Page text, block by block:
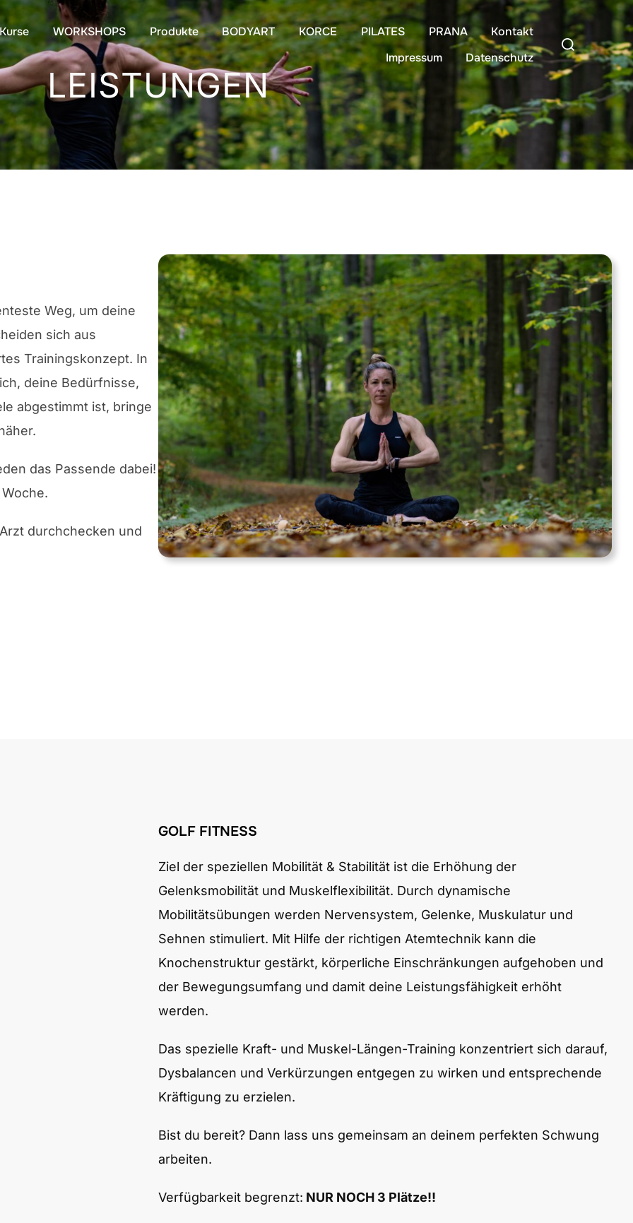
WORKSHOPS Produkte BODYART KORCE PILATES PRANA
Kontakt
Impressum
Datenschutz
Suchen
nach:
LEISTUNGEN
Weg, um deine
sich aus
Trainingskonzept. In
deine Bedürfnisse,
abgestimmt ist, bringe
das Passende dabei!
durchchecken und
GOLF FITNESS
Ziel der speziellen Mobilität & Stabilität ist die Erhöhung der
Gelenksmobilität und Muskelflexibilität. Durch dynamische
Mobilitätsübungen werden Nervensystem, Gelenke, Muskulatur und
Sehnen stimuliert. Mit Hilfe der richtigen Atemtechnik kann die
Knochenstruktur gestärkt, körperliche Einschränkungen aufgehoben und
der Bewegungsumfang und damit deine Leistungsfähigkeit erhöht
werden.
Das spezielle Kraft- und Muskel-Längen-Training konzentriert sich darauf,
Dysbalancen und Verkürzungen entgegen zu wirken und entsprechende
Kräftigung zu erzielen.
Bist du bereit? Dann lass uns gemeinsam an deinem perfekten Schwung
arbeiten.
Verfügbarkeit begrenzt: NUR NOCH 3 Plätze!!